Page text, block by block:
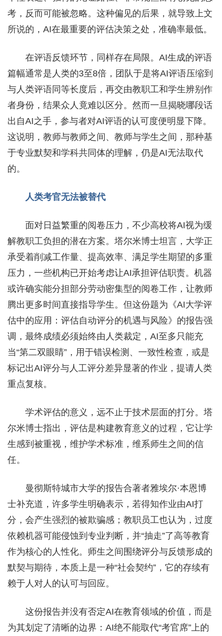
考，反而可能被忽略。这种偏见的后果，就导致上文
所说的，AI在最重要的评估决策之处，准确率最低。
在评语反馈环节，同样存在局限。AI生成的评语
篇幅通常是人类的3至8倍，团队于是将AI评语压缩到
与人类评语同等长度后，再交由教职工和学生辨别作
者身份，结果众人竟难以区分。然而一旦揭晓哪段话
出自AI之手，参与者对AI评语的认可度便明显下降。
这说明，教师与教师之间、教师与学生之间，那种基
于专业默契和学科共同体的理解，仍是AI无法取代
的。
人类考官无法被替代
面对日益繁重的阅卷压力，不少高校将AI视为缓
解教职工负担的潜在方案。塔尔米博士坦言，大学正
承受着削减工作量、提高效率、满足学生期望的多重
压力，一些机构已开始考虑让AI承担评估职责。机器
或许确实能分担部分劳动密集型的阅卷工作，让教师
腾出更多时间直接指导学生。但这份题为《AI大学评
估中的应用：评估自动评分的机遇与风险》的报告强
调，最终成绩必须始终由人类裁定，AI至多只能充
当“第二双眼睛”，用于错误检测、一致性检查，或是
标记出AI评分与人工评分差异显著的作业，提请人类
重点复核。
学术评估的意义，远不止于技术层面的打分。塔
尔米博士指出，评估是构建教育意义的过程，它让学
生感到被重视，维护学术标准，维系师生之间的信
任。
曼彻斯特城市大学的报告合著者雅埃尔·本恩博
士补充道，许多学生明确表示，若得知作业由AI打
分，会产生强烈的被欺骗感；教职员工也认为，过度
依赖机器可能侵蚀到专业判断，并“抽走”了高等教育
作为核心的人性化。师生之间围绕评分与反馈形成的
默契与期待，本质上是一种“社会契约”，它的存续有
赖于人对人的认可与回应。
这份报告并没有否定AI在教育领域的价值，而是
为其划定了清晰的边界：AI绝不能取代“考官席”上的